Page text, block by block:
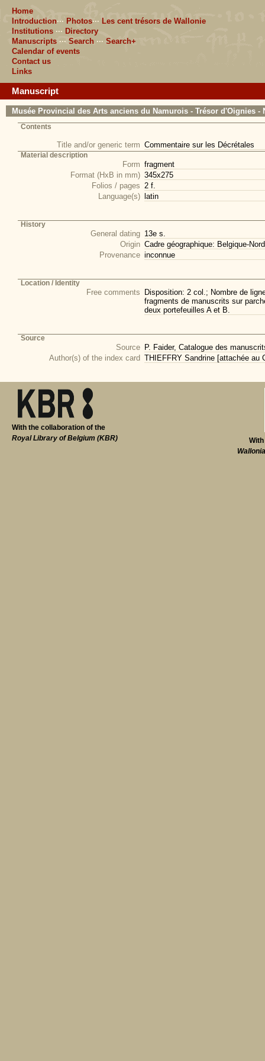
Home
Introduction··· Photos··· Les cent trésors de Wallonie
Institutions ··· Directory
Manuscripts ··· Search ··· Search+
Calendar of events
Contact us
Links
Manuscript
Musée Provincial des Arts anciens du Namurois - Trésor d'Oignies -
Contents
Title and/or generic term Commentaire sur les Décrétales
Material description
Form fragment
Format (HxB in mm) 345x275
Folios / pages 2 f.
Language(s)
latin
History
General dating 13e s.
Origin Cadre géographique: Belgique-
Provenance inconnue
Location / Identity
Free comments
Disposition: 2 col.; Nombre de
fragments de manuscrits sur
deux portefeuilles A et B.
Source
Source P. Faider, Catalogue des
Author(s) of the index card THIEFFRY Sandrine [attachée au
With the collaboration of the
Royal Library of Belgium (KBR)